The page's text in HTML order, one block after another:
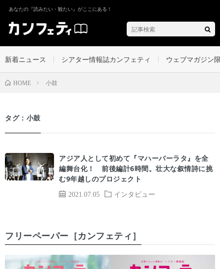
あなたの『読みたい・観たい』がここにある！
新着ニュース シアター情報誌カンフェティ ウェブマガジン
HOME 小鼓
タグ：小鼓
2021.07.05 インタビュー
アジア人として初めて『マハーバーラタ』を全
編舞台化！ 前後編計6時間。壮大な叙情詩に挑
む9年越しのプロジェクト
フリーペーパー［カンフェティ］